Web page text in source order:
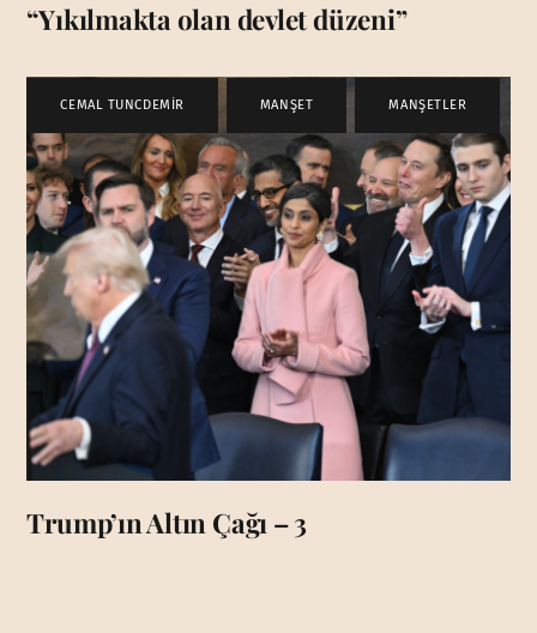
“Yıkılmakta olan devlet düzeni”
CEMAL TUNCDEMİR MANŞET MANŞETLER
Trump’ın Altın Çağı – 3